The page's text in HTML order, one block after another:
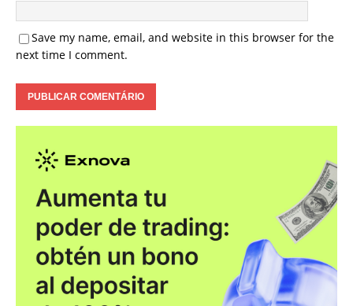
Save my name, email, and website in this browser for the
next time I comment.